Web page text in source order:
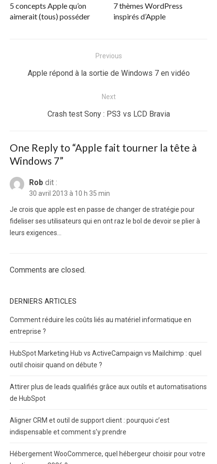
5 concepts Apple qu’on
aimerait (tous) posséder
7 thèmes WordPress
inspirés d’Apple
Previous
Previous
Apple répond à la sortie de Windows 7 en vidéo
Next
Next
Crash test Sony : PS3 vs LCD Bravia
One Reply to “Apple fait tourner la tête à
Windows 7”
Rob dit :
30 avril 2013 à 10 h 35 min
Je crois que apple est en passe de changer de stratégie pour
fideliser ses utilisateurs qui en ont raz le bol de devoir se plier à
leurs exigences…
Comments are closed.
DERNIERS ARTICLES
Comment réduire les coûts liés au matériel informatique en
entreprise ?
HubSpot Marketing Hub vs ActiveCampaign vs Mailchimp : quel
outil choisir quand on débute ?
Attirer plus de leads qualifiés grâce aux outils et automatisations
de HubSpot
Aligner CRM et outil de support client : pourquoi c’est
indispensable et comment s’y prendre
Hébergement WooCommerce, quel hébergeur choisir pour votre